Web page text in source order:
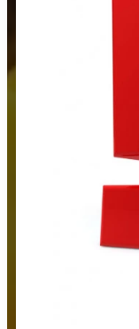
3 emelet 9.
magát a
A természetes
tekintetében
áramlásáról,
helyezéséről
(2016. április
Jelen